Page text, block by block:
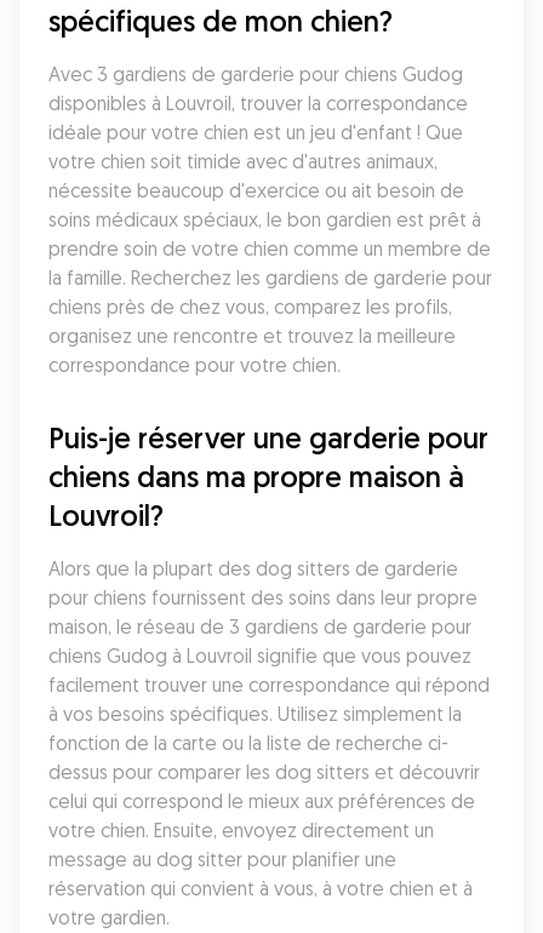
spécifiques de mon chien?
Avec 3 gardiens de garderie pour chiens Gudog
disponibles à Louvroil, trouver la correspondance
idéale pour votre chien est un jeu d'enfant ! Que
votre chien soit timide avec d'autres animaux,
nécessite beaucoup d'exercice ou ait besoin de
soins médicaux spéciaux, le bon gardien est prêt à
prendre soin de votre chien comme un membre de
la famille. Recherchez les gardiens de garderie pour
chiens près de chez vous, comparez les profils,
organisez une rencontre et trouvez la meilleure
correspondance pour votre chien.
Puis-je réserver une garderie pour
chiens dans ma propre maison à
Louvroil?
Alors que la plupart des dog sitters de garderie
pour chiens fournissent des soins dans leur propre
maison, le réseau de 3 gardiens de garderie pour
chiens Gudog à Louvroil signifie que vous pouvez
facilement trouver une correspondance qui répond
à vos besoins spécifiques. Utilisez simplement la
fonction de la carte ou la liste de recherche ci-
dessus pour comparer les dog sitters et découvrir
celui qui correspond le mieux aux préférences de
votre chien. Ensuite, envoyez directement un
message au dog sitter pour planifier une
réservation qui convient à vous, à votre chien et à
votre gardien.